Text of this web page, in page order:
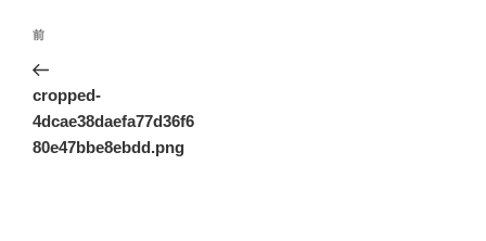
投
ナ
ビ
ゲ
前
の
投
稿
前
cropped-
4dcae38daefa77d36f6
80e47bbe8ebdd.png